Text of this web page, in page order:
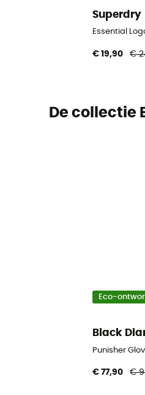
Superdry
Essential
€ 19,90 €
De collectie
Eco-
Black
Punisher
€ 77,90 €